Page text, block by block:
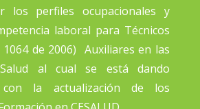
los perfiles ocupacionales y
laboral para Técnicos
de 2006) Auxiliares en las
al cual se está dando
con la actualización de los